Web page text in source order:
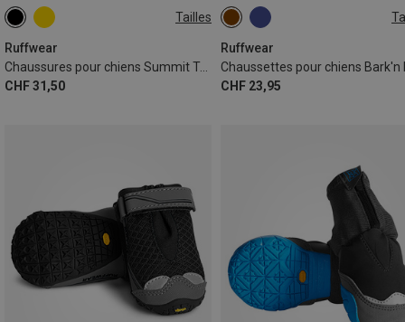
Tailles
Ruffwear
Chaussures pour chiens Summit Trex
CHF 31,50
83MM
57MM
Ruffwear
CHF 23,95
76-83MM
38-44MM